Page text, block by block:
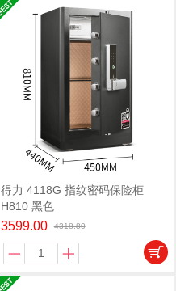
得力 4118G 指纹密码保险柜
H810 黑色
3599.00 4318.80